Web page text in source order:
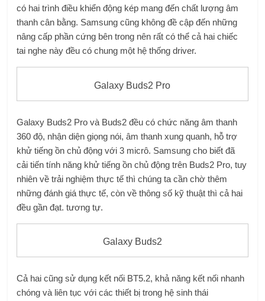
có hai trình điều khiển động kép mang đến chất lượng âm
thanh cân bằng. Samsung cũng không đề cập đến những
nâng cấp phần cứng bên trong nên rất có thể cả hai chiếc
tai nghe này đều có chung một hệ thống driver.
Galaxy Buds2 Pro
Galaxy Buds2 Pro và Buds2 đều có chức năng âm thanh
360 độ, nhận diện giọng nói, âm thanh xung quanh, hỗ trợ
khử tiếng ồn chủ động với 3 micrô. Samsung cho biết đã
cải tiến tính năng khử tiếng ồn chủ động trên Buds2 Pro, tuy
nhiên về trải nghiệm thực tế thì chúng ta cần chờ thêm
những đánh giá thực tế, còn về thông số kỹ thuật thì cả hai
đều gần đạt. tương tự.
Galaxy Buds2
Cả hai cũng sử dụng kết nối BT5.2, khả năng kết nối nhanh
chóng và liên tục với các thiết bị trong hệ sinh thái